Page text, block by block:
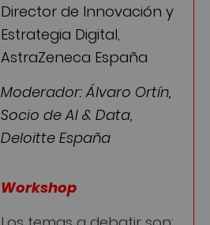
Director de Innovación y
Estrategia Digital,
AstraZeneca España
Moderador: Álvaro Ortín,
Socio de AI & Data,
Deloitte España
Workshop